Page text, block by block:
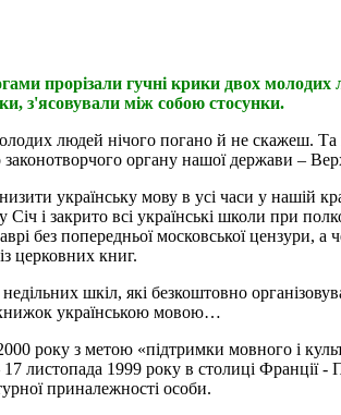
прорізали гучні крики двох
з'ясовували між собою стосунки.
людей нічого погано й не скажеш. Та
органу нашої держави –
українську мову в усі часи у нашій
і закрито всі українські школи при
без попередньої московської цензури,
церковних книг.
шкіл, які безкоштовно
книжок українською мовою…
року з метою «підтримки мовного і
1999 року в столиці Франції -
приналежності особи.